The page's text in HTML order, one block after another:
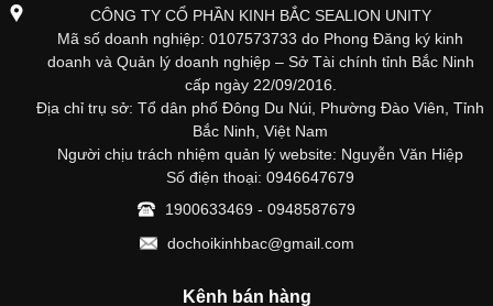
CÔNG TY CỔ PHẦN KINH BẮC SEALION UNITY
Mã số doanh nghiệp: 0107573733 do Phong Đăng ký kinh
doanh và Quản lý doanh nghiệp – Sở Tài chính tỉnh Bắc Ninh
cấp ngày 22/09/2016.
Địa chỉ trụ sở: Tổ dân phố Đông Du Núi, Phường Đào Viên, Tỉnh
Bắc Ninh, Việt Nam
Người chịu trách nhiệm quản lý website: Nguyễn Văn Hiệp
Số điện thoại: 0946647679
1900633469 - 0948587679
dochoikinhbac@gmail.com
Kênh bán hàng